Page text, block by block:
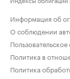
Информация об
О соблюдении
Политика в
Политика